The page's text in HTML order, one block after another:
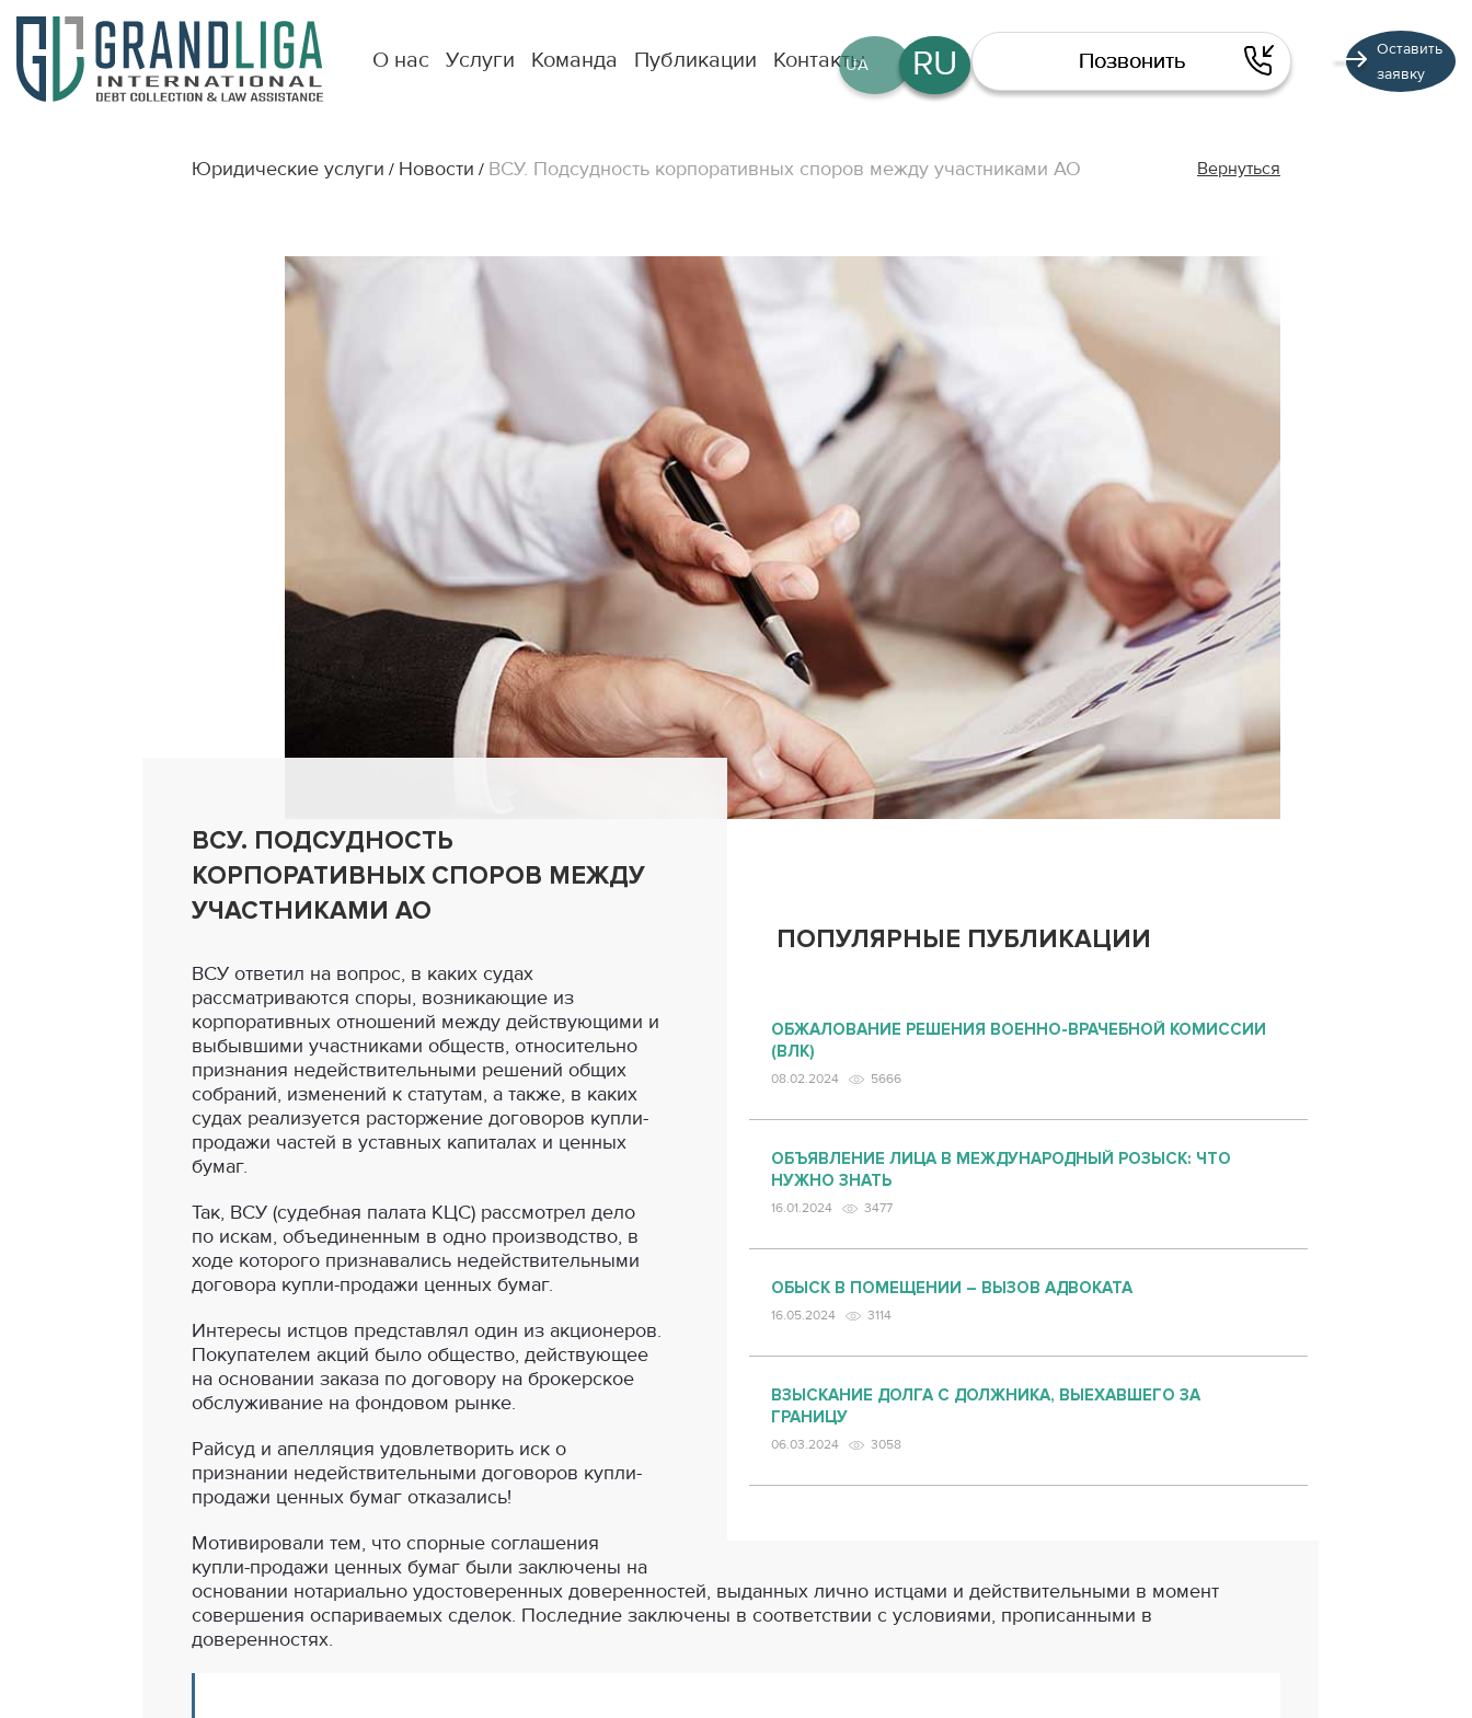
О нас Услуги Команда Публикации Контакты RU
UA EN Позвонить
Оставить
заявку
Юридические услуги / Новости / ВСУ. Подсудность корпоративных споров между участниками АО Вернуться
ПОПУЛЯРНЫЕ ПУБЛИКАЦИИ
ОБЖАЛОВАНИЕ РЕШЕНИЯ ВОЕННО-ВРАЧЕБНОЙ КОМИССИИ
(ВЛК)
08.02.2024 5666
ОБЪЯВЛЕНИЕ ЛИЦА В МЕЖДУНАРОДНЫЙ РОЗЫСК: ЧТО
НУЖНО ЗНАТЬ
16.01.2024 3477
ОБЫСК В ПОМЕЩЕНИИ – ВЫЗОВ АДВОКАТА
16.05.2024 3114
ВЗЫСКАНИЕ ДОЛГА С ДОЛЖНИКА, ВЫЕХАВШЕГО ЗА
ГРАНИЦУ
06.03.2024 3058
ВСУ. ПОДСУДНОСТЬ
КОРПОРАТИВНЫХ СПОРОВ МЕЖДУ
УЧАСТНИКАМИ АО
ВСУ ответил на вопрос, в каких судах
рассматриваются споры, возникающие из
корпоративных отношений между действующими и
выбывшими участниками обществ, относительно
признания недействительными решений общих
собраний, изменений к статутам, а также, в каких
судах реализуется расторжение договоров купли-
продажи частей в уставных капиталах и ценных
бумаг.
Так, ВСУ (судебная палата КЦС) рассмотрел дело
по искам, объединенным в одно производство, в
ходе которого признавались недействительными
договора купли-продажи ценных бумаг.
Интересы истцов представлял один из акционеров.
Покупателем акций было общество, действующее
на основании заказа по договору на брокерское
обслуживание на фондовом рынке.
Райсуд и апелляция удовлетворить иск о
признании недействительными договоров купли-
продажи ценных бумаг отказались!
Мотивировали тем, что спорные соглашения
купли-продажи ценных бумаг были заключены на
основании нотариально удостоверенных доверенностей, выданных лично истцами и действительными в момент
совершения оспариваемых сделок. Последние заключены в соответствии с условиями, прописанными в
доверенностях.